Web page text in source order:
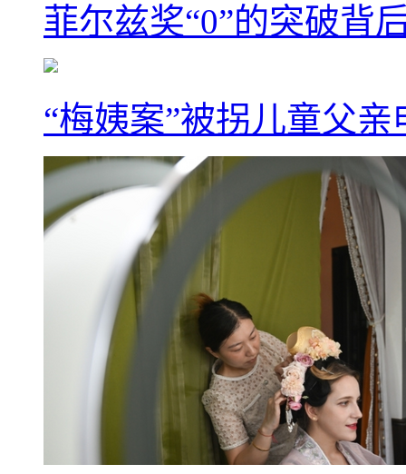
菲尔兹奖“0”的突破背
“梅姨案”被拐儿童父